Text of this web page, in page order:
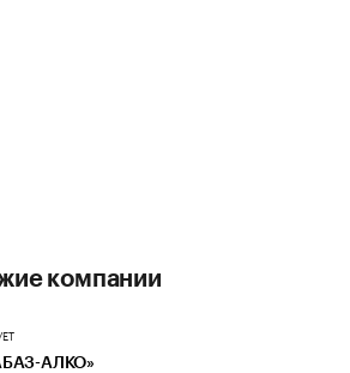
людей: почему рост доходов
против Павла Дурова значат для
компании
АЛКО»